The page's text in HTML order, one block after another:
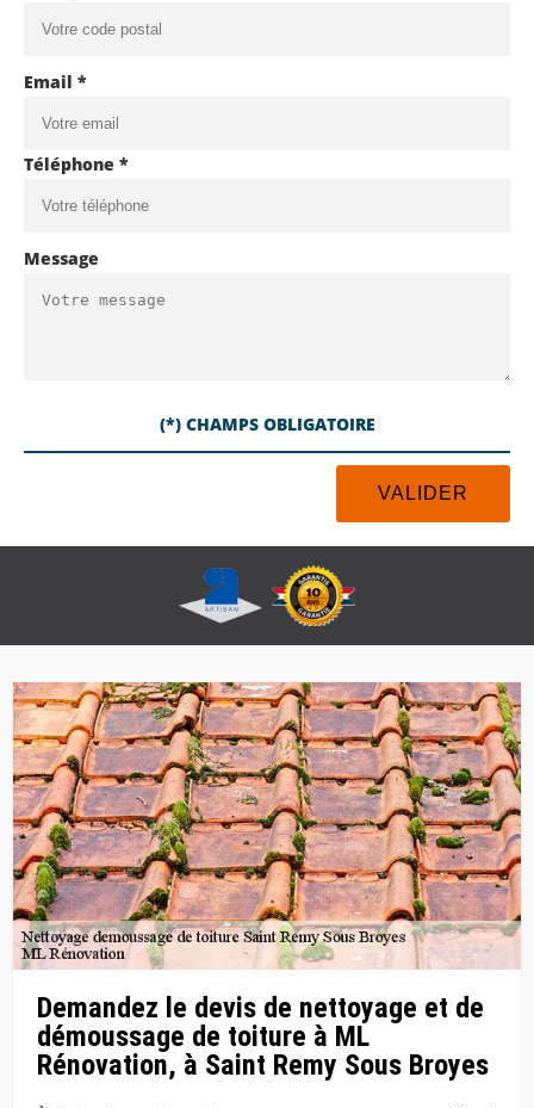
Email *
Téléphone *
Message
(*) CHAMPS OBLIGATOIRE
Demandez le devis de nettoyage et de
démoussage de toiture à ML
Rénovation, à Saint Remy Sous Broyes